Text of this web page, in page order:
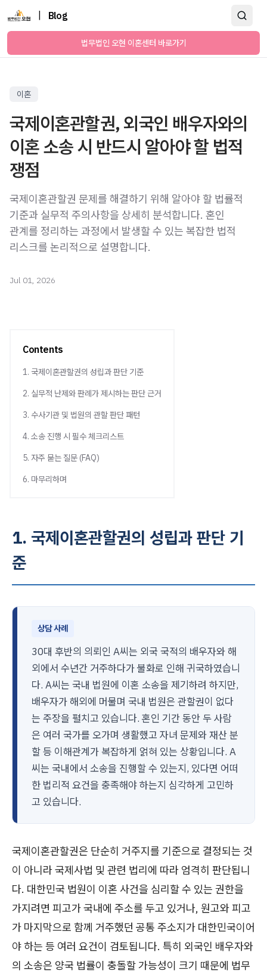
Blog
법무법인 오현 이혼센터 바로가기
이혼
국제이혼관할권, 외국인 배우자와의
이혼 소송 시 반드시 알아야 할 법적
쟁점
국제이혼관할권 문제를 해결하기 위해 알아야 할 법률적
기준과 실무적 주의사항을 상세히 분석합니다. 혼인
관계를 정리하는 과정에서 발생할 수 있는 복잡한 법적
리스크를 논리적으로 설명합니다.
Jul 01, 2026
Contents
1. 국제이혼관할권의 성립과 판단 기준
2. 실무적 난제와 판례가 제시하는 판단 근거
3. 수사기관 및 법원의 관할 판단 패턴
4. 소송 진행 시 필수 체크리스트
5. 자주 묻는 질문 (FAQ)
6. 마무리하며
1. 국제이혼관할권의 성립과 판단 기
준
상담 사례
30대 후반의 의뢰인 A씨는 외국 국적의 배우자와 해
외에서 수년간 거주하다가 불화로 인해 귀국하였습니
다. A씨는 국내 법원에 이혼 소송을 제기하려 하지만,
배우자가 해외에 머물며 국내 법원은 관할권이 없다
는 주장을 펼치고 있습니다. 혼인 기간 동안 두 사람
은 여러 국가를 오가며 생활했고 자녀 문제와 재산 분
할 등 이해관계가 복잡하게 얽혀 있는 상황입니다. A
씨는 국내에서 소송을 진행할 수 있는지, 있다면 어떠
한 법리적 요건을 충족해야 하는지 심각하게 고민하
고 있습니다.
국제이혼관할권은 단순히 거주지를 기준으로 결정되는 것
이 아니라 국제사법 및 관련 법리에 따라 엄격히 판단됩니
다. 대한민국 법원이 이혼 사건을 심리할 수 있는 권한을
가지려면 피고가 국내에 주소를 두고 있거나, 원고와 피고
가 마지막으로 함께 거주했던 공통 주소지가 대한민국이어
야 하는 등 여러 요건이 검토됩니다. 특히 외국인 배우자와
의 소송은 양국 법률이 충돌할 가능성이 크기 때문에 법무